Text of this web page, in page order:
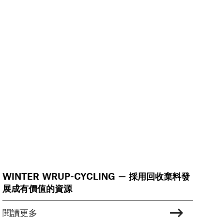
WINTER WRUP-CYCLING — 採用回收棄料發
展成有價值的資源
閱讀更多